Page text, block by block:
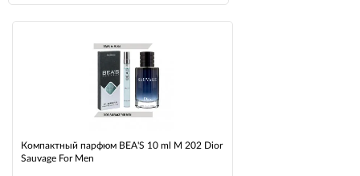
Компактный парфюм BEA'S 10 ml M 202 Dior
Sauvage For Men